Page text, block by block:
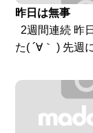
昨日は無事
2週間連続 昨
た( ´∀｀ ) 先週